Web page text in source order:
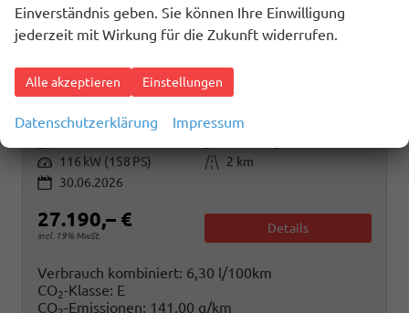
Nissan Qashqai
unverbindliche Lieferzeit:5 Tage Fahrzeug mit Tageszulassung
Fahrzeugnr. 33896 Getriebe Automatik
Leistung 116 kW (158 PS) Kilometerstand
2 km
30.06.2026
27.190,– €
incl. 19% MwSt.
Details
Verbrauch kombiniert: 6,30 l/100km
CO2-Klasse: E
CO -Emissionen: 141,00 g/km
Einverständnis geben. Sie können Ihre Einwilligung
jederzeit mit Wirkung für die Zukunft widerrufen.
Alle akzeptieren Einstellungen
Datenschutzerklärung Impressum